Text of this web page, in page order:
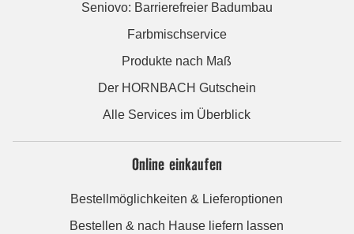
Seniovo: Barrierefreier Badumbau
Farbmischservice
Produkte nach Maß
Der HORNBACH Gutschein
Alle Services im Überblick
Online einkaufen
Bestellmöglichkeiten & Lieferoptionen
Bestellen & nach Hause liefern lassen